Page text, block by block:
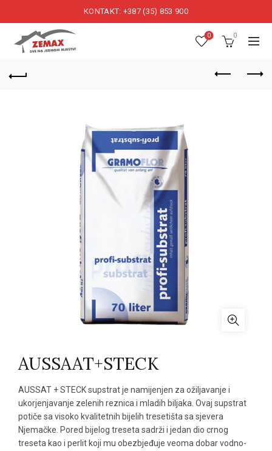
KONTAKT: +387 (35) 853 900
0 0
AUSSAAT+STECK
AUSSAT + STECK supstrat je namijenjen za ožiljavanje i
ukorjenjavanje zelenih reznica i mladih biljaka. Ovaj supstrat
potiče sa visoko kvalitetnih bijelih tresetišta sa sjevera
Njemačke. Pored bijelog treseta sadrži i jedan dio crnog
treseta kao i perlit koji mu obezbjeđuje veoma dobar vodno-